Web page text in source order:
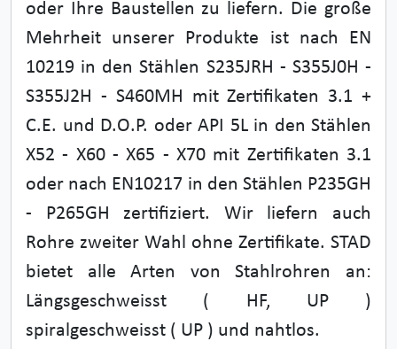
oder Ihre Baustellen zu liefern. Die große
Mehrheit unserer Produkte ist nach EN
10219 in den Stählen S235JRH - S355J0H -
S355J2H - S460MH mit Zertifikaten 3.1 +
C.E. und D.O.P. oder API 5L in den Stählen
X52 - X60 - X65 - X70 mit Zertifikaten 3.1
oder nach EN10217 in den Stählen P235GH
- P265GH zertifiziert. Wir liefern auch
Rohre zweiter Wahl ohne Zertifikate. STAD
bietet alle Arten von Stahlrohren an:
Längsgeschweisst ( HF, UP )
spiralgeschweisst ( UP ) und nahtlos.